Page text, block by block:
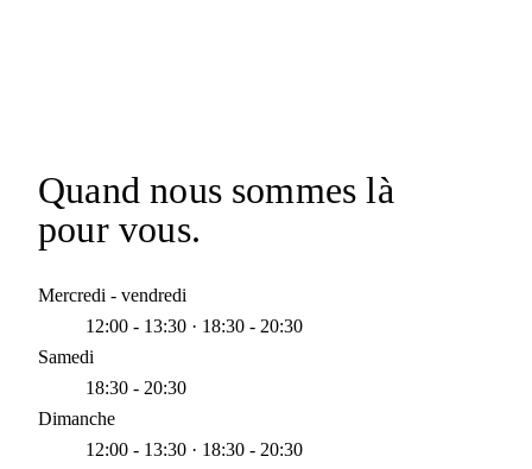
Quand nous sommeslà
pour vous.
Mercredi - vendredi
12:00 - 13:30 · 18:30 - 20:30
Samedi
18:30 - 20:30
Dimanche
12:00 - 13:30 · 18:30 - 20:30